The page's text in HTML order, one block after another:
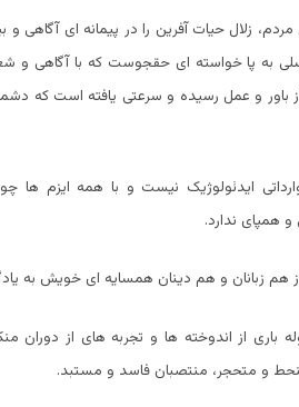
زلال حیات آفرین را در پیمانه ای آگاهی و
به پا خواسته ای حقجوست که با آگاهی و
و عمل رسیده و سرعتی یافته است که
ایدئولوژیک نیست و با همه ایزم ها چون؛
همپای ندارد.
زبانان و هم دینان همسایه ای خویش به
از اندوخته ها و تجربه های از دوران
و متحجر، منتصبان فاسد و مستبد.